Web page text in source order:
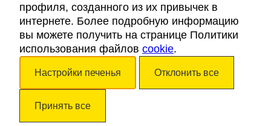
Cookies
Доступность
Авторские права © 2026. Каталонский Туристический Совет. Все права
профиля, созданного из их привычек в
интернете. Более подробную информацию
вы можете получить на странице Политики
использования файлов cookie.
Настройки печенья Отклонить все
Принять все